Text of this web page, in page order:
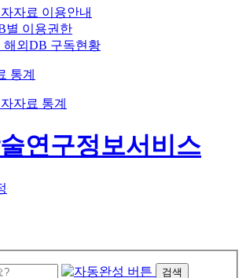
자료 이용안내
별 이용권한
해외DB 구독현황
통계
자료 통계
검색